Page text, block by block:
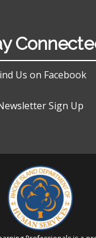
Us on Facebook
Sign Up